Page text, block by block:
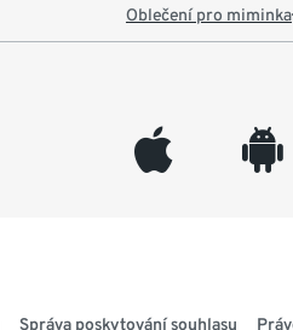
Oblečení pro miminka
appleinc android
Správa poskytování souhlasu